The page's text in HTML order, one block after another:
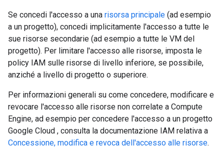
Se concedi l'accesso a una risorsa principale (ad esempio
a un progetto), concedi implicitamente l'accesso a tutte le
sue risorse secondarie (ad esempio a tutte le VM del
progetto). Per limitare l'accesso alle risorse, imposta le
policy IAM sulle risorse di livello inferiore, se possibile,
anziché a livello di progetto o superiore.
Per informazioni generali su come concedere, modificare e
revocare l'accesso alle risorse non correlate a Compute
Engine, ad esempio per concedere l'accesso a un progetto
Google Cloud , consulta la documentazione IAM relativa a
Concessione, modifica e revoca dell'accesso alle risorse.